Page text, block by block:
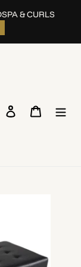
& CURLS
Se connecter
Panier